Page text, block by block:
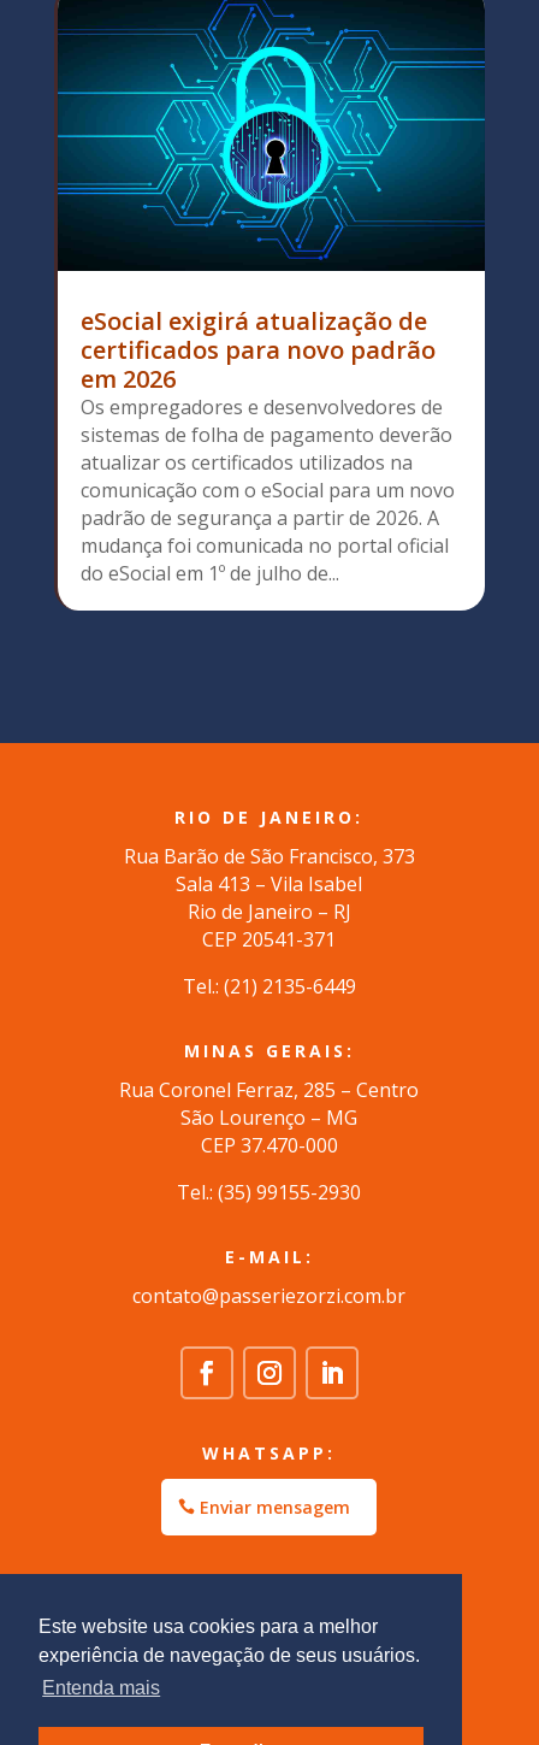
Este website usa cookies para a melhor
experiência de navegação de seus usuários.
Entenda mais
eSocial exigirá atualização de
certificados para novo padrão
em 2026
Os empregadores e desenvolvedores de
sistemas de folha de pagamento deverão
atualizar os certificados utilizados na
comunicação com o eSocial para um novo
padrão de segurança a partir de 2026. A
mudança foi comunicada no portal oficial
do eSocial em 1º de julho de...
RIO DE JANEIRO:
Rua Barão de São Francisco, 373
Sala 413 – Vila Isabel
Rio de Janeiro – RJ
CEP 20541-371
Tel.: (21) 2135-6449
MINAS GERAIS:
Rua Coronel Ferraz, 285 – Centro
São Lourenço – MG
CEP 37.470-000
Tel.: (35) 99155-2930
E-MAIL:
contato@passeriezorzi.com.br
WHATSAPP:
Enviar mensagem